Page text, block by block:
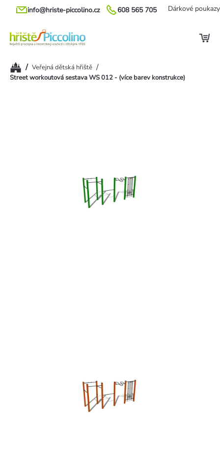
Přejít
608 565 705
info@hriste-piccolino.cz Dárkové poukazy
Domů/ Veřejná dětská hřiště /
Street workoutová sestava WS 012 - (více barev konstrukce)